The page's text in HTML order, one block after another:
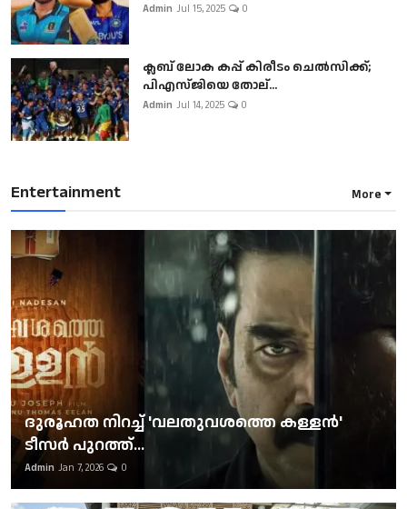
Admin Jul 15, 2025 0
ക്ലബ് ലോക കപ്പ് കിരീടം ചെല്‍സിക്ക്;
പിഎസ്ജിയെ തോല്...
Admin Jul 14, 2025 0
Entertainment More
ദുരൂഹത നിറച്ച് 'വലതുവശത്തെ കള്ളന്‍'
ടീസര്‍ പുറത്ത്...
Admin Jan 7, 2026 0